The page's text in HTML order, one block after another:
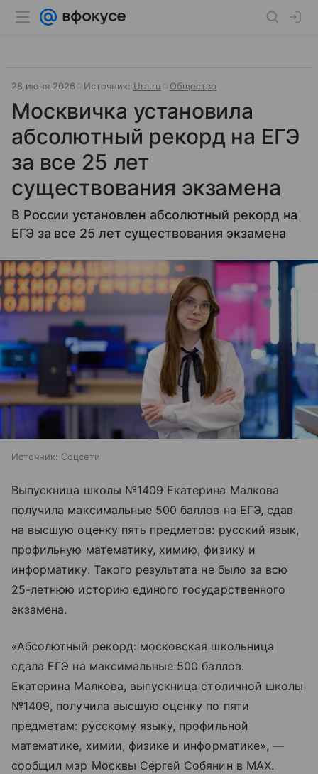
28 июня 2026 Источник: Ura.ru Общество
Москвичка установила
абсолютный рекорд на ЕГЭ
за все 25 лет
существования экзамена
В России установлен абсолютный рекорд на
ЕГЭ за все 25 лет существования экзамена
Источник: Соцсети
Выпускница школы №1409 Екатерина Малкова
получила максимальные 500 баллов на ЕГЭ, сдав
на высшую оценку пять предметов: русский язык,
профильную математику, химию, физику и
информатику. Такого результата не было за всю
25-летнюю историю единого государственного
экзамена.
«Абсолютный рекорд: московская школьница
сдала ЕГЭ на максимальные 500 баллов.
Екатерина Малкова, выпускница столичной школы
№1409, получила высшую оценку по пяти
предметам: русскому языку, профильной
математике, химии, физике и информатике», —
сообщил мэр Москвы Сергей Собянин в МАХ.